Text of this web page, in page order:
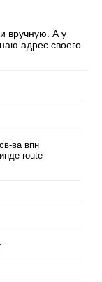
вручную. А у
адрес своего
ва впн
route